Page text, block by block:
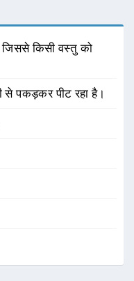
किसी वस्तु को
से पकड़कर पीट रहा है।